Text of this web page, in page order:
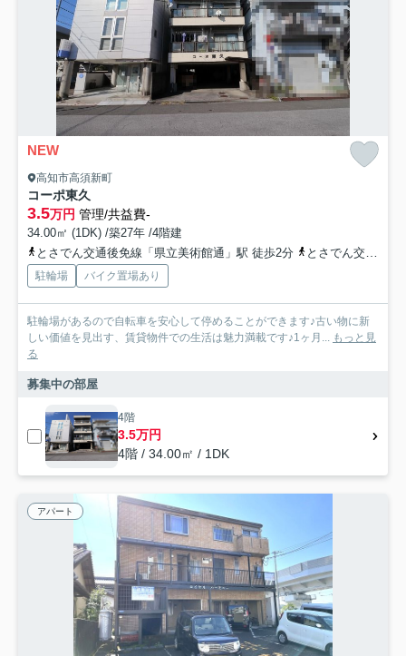
NEW
高知市高須新町
コーポ東久
3.5万円 管理/共益費-
34.00㎡ (1DK) /築27年 /4階建
とさでん交通後免線「県立美術館通」駅 徒歩2分
とさでん交通後免線「高須」駅 徒歩3分
駐輪場 バイク置場あり
駐輪場があるので自転車を安心して停めることができます♪古い物に新
しい価値を見出す、賃貸物件での生活は魅力満載です♪1ヶ月... もっと見
る
募集中の部屋
4階
3.5万円
4階 / 34.00㎡ / 1DK
アパート